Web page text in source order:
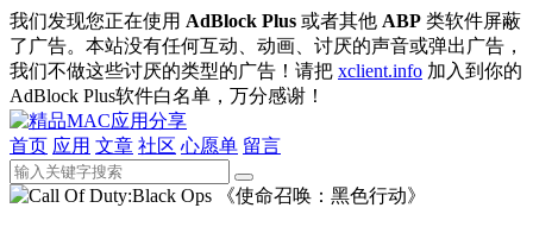
我们发现您正在使用 AdBlock Plus 或者其他 ABP 类软件屏蔽
了广告。本站没有任何互动、动画、讨厌的声音或弹出广告，
我们不做这些讨厌的类型的广告！请把 xclient.info 加入到你的
AdBlock Plus软件白名单，万分感谢！
首页 应用 文章 社区 心愿单 留言